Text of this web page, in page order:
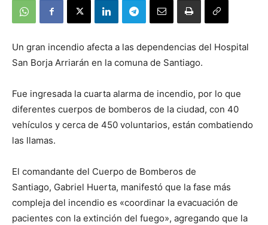
Un gran incendio afecta a las dependencias del Hospital
San Borja Arriarán en la comuna de Santiago.
Fue ingresada la cuarta alarma de incendio, por lo que
diferentes cuerpos de bomberos de la ciudad, con 40
vehículos y cerca de 450 voluntarios, están combatiendo
las llamas.
El comandante del Cuerpo de Bomberos de
Santiago, Gabriel Huerta, manifestó que la fase más
compleja del incendio es «coordinar la evacuación de
pacientes con la extinción del fuego», agregando que la